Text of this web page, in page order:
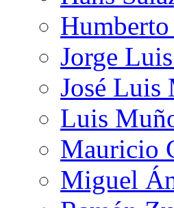
Jorge
José Luis
Luis
Mauricio
Miguel